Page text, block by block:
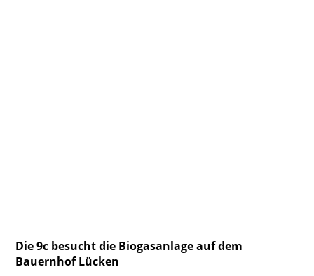
Die 9c besucht die Biogasanlage auf dem
Bauernhof Lücken